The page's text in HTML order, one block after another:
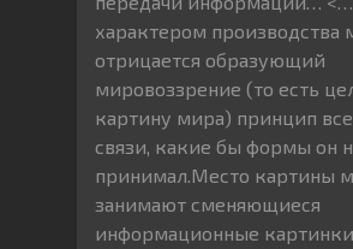
характером производства
отрицается образующий
мировоззрение (то есть
картину мира) принцип
связи, какие бы формы он
принимал.Место картины
занимают сменяющиеся
информационные